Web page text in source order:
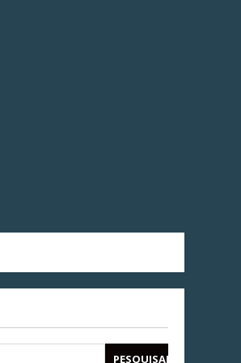
PESQUISAR